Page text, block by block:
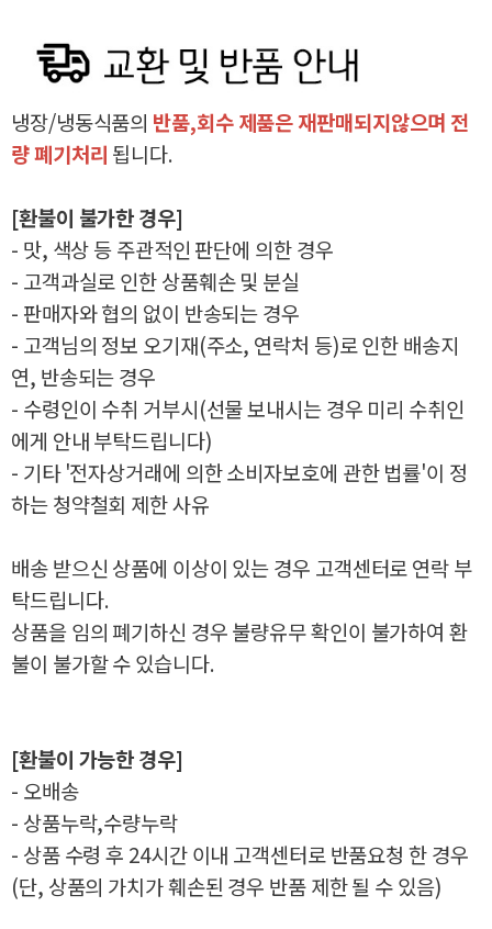
냉장/냉동식품의 반품,회수 제품은 재판매되지않으며 전
량 폐기처리 됩니다.
[환불이 불가한 경우]
- 맛, 색상 등 주관적인 판단에 의한 경우
- 고객과실로 인한 상품훼손 및 분실
- 판매자와 협의 없이 반송되는 경우
- 고객님의 정보 오기재(주소, 연락처 등)로 인한 배송지
연, 반송되는 경우
- 수령인이 수취 거부시(선물 보내시는 경우 미리 수취인
에게 안내 부탁드립니다)
- 기타 '전자상거래에 의한 소비자보호에 관한 법률'이 정
하는 청약철회 제한 사유
배송 받으신 상품에 이상이 있는 경우 고객센터로 연락 부
탁드립니다.
상품을 임의 폐기하신 경우 불량유무 확인이 불가하여 환
불이 불가할 수 있습니다.
[환불이 가능한 경우]
- 오배송
- 상품누락,수량누락
- 상품 수령 후 24시간 이내 고객센터로 반품요청 한 경우
(단, 상품의 가치가 훼손된 경우 반품 제한 될 수 있음)